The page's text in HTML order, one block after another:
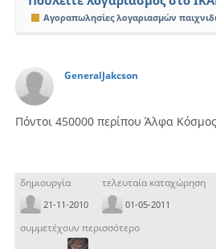
Αγοραπωλησίες λογαριασμών
GeneralJakcson
Πόντοι 450000 περίπου Άλφα
δημιουργία
21-11-2010
τελευταία καταχώρηση
01-05-2011
συμμετέχουν περισσότερο